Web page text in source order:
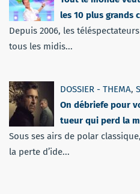
les 10 plus grands
Depuis 2006, les
tous les midis...
DOSSIER - THEMA,
On débriefe pour
tueur qui perd la
Sous ses airs de polar
la perte d’ide...